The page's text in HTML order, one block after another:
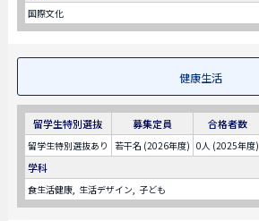
国際文化
健康生活
留学生特別選抜 募集定員 合格者数
留学生特別選抜あり 若干名 (2026年度) 0人 (2025年度)
学科
食生活健康 生活デザイン 子ども